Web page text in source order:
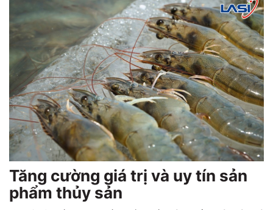
Tăng cường giá trị và uy tín sản
phẩm thủy sản